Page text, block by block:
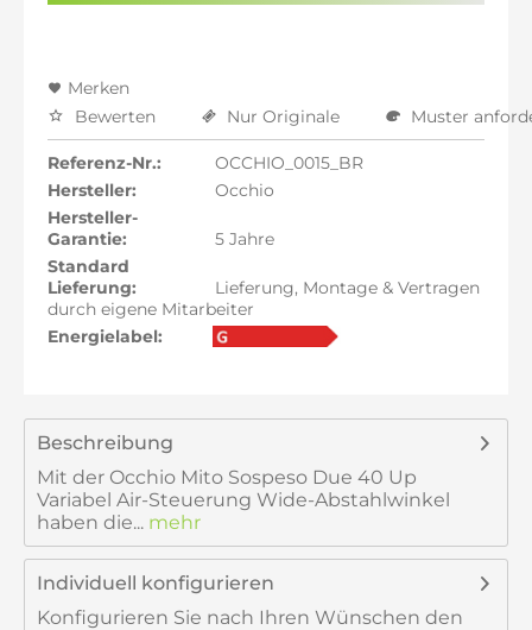
Merken
Bewerten
Nur Originale Muster
Referenz-Nr.:
OCCHIO_0015_BR
Hersteller:
Occhio
Hersteller-
Garantie:
5 Jahre
Standard
Lieferung:
Lieferung, Montage & Vertragen
durch eigene Mitarbeiter
Energielabel:
Beschreibung
Mit der Occhio Mito Sospeso Due 40 Up
Variabel Air-Steuerung Wide-Abstahlwinkel
haben die... mehr
Individuell konfigurieren
Konfigurieren Sie nach Ihren Wünschen den